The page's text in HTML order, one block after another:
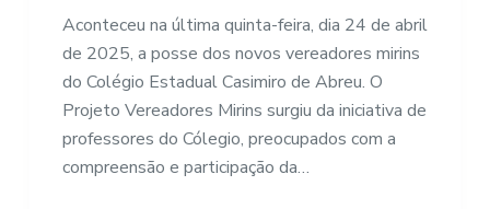
Aconteceu na última quinta-feira, dia 24 de abril
de 2025, a posse dos novos vereadores mirins
do Colégio Estadual Casimiro de Abreu. O
Projeto Vereadores Mirins surgiu da iniciativa de
professores do Cólegio, preocupados com a
compreensão e participação da…